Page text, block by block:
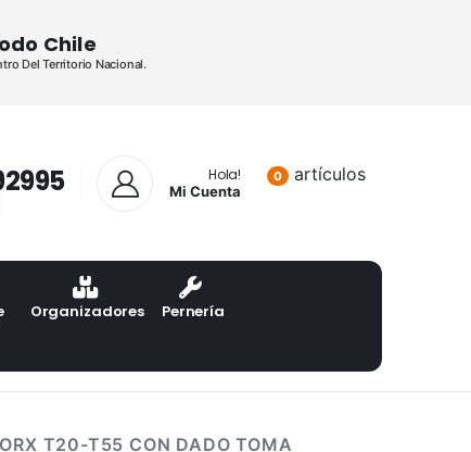
Chile
Del Territorio Nacional.
Hola!
Mi Cuenta
0 artículos
Organizadores Pernería
T20-T55 CON DADO TOMA